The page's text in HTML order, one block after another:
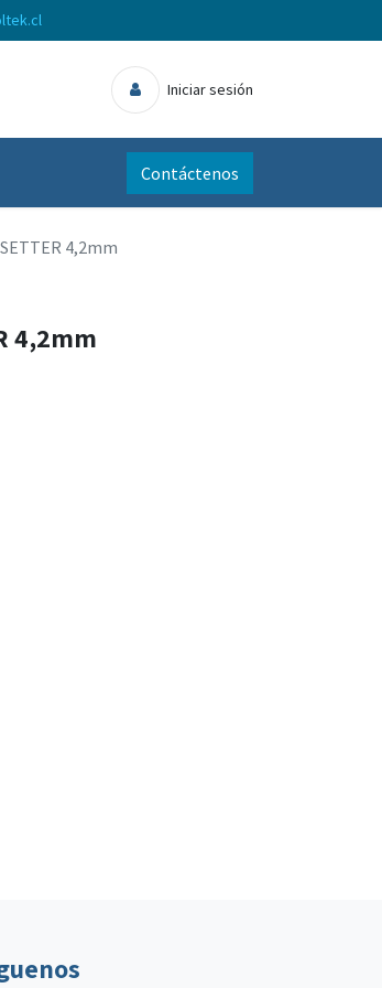
Iniciar sesión
Contáctenos
4,2mm
4,2mm